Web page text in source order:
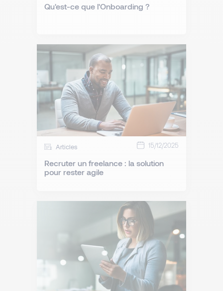
Qu'est-ce que l'Onboarding ?
Articles 15/12/2025
Recruter un freelance : la solution
pour rester agile